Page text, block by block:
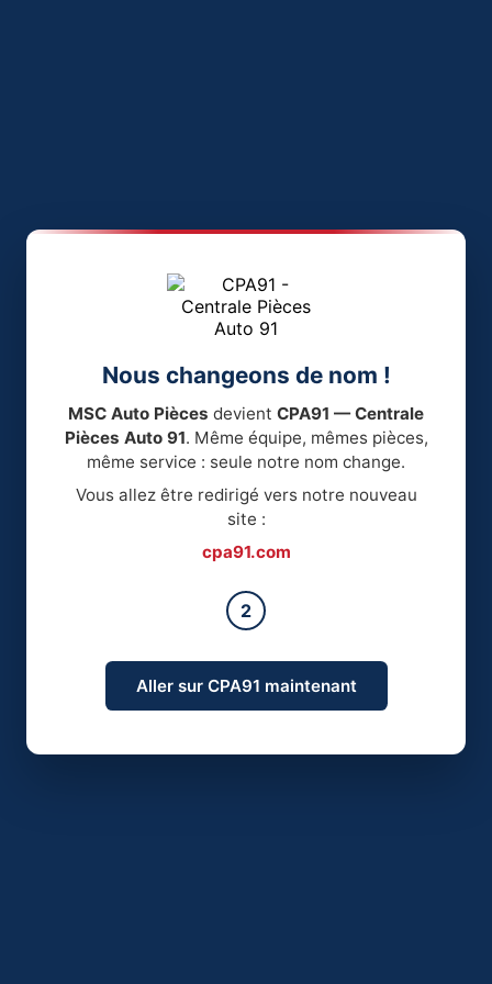
Nous changeons de nom !
MSC Auto Pièces devient CPA91 — Centrale
Pièces Auto 91. Même équipe, mêmes pièces,
même service : seule notre nom change.
Vous allez être redirigé vers notre nouveau
site :
cpa91.com
2
Aller sur CPA91 maintenant